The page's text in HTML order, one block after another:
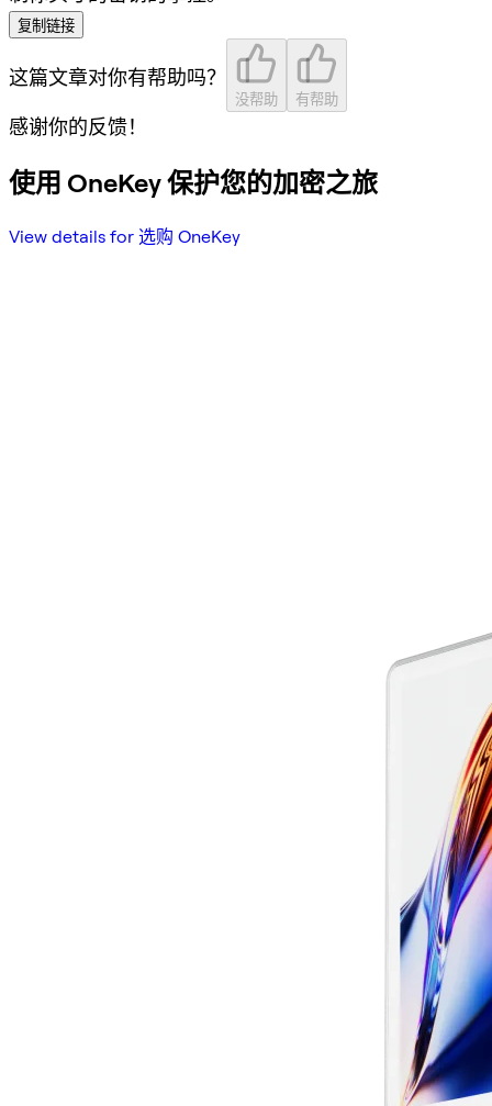
复制链接
这篇文章对你有帮助吗？
没帮助 有帮助
感谢你的反馈！
使用 OneKey 保护您的加密之旅
View details for 选购 OneKey